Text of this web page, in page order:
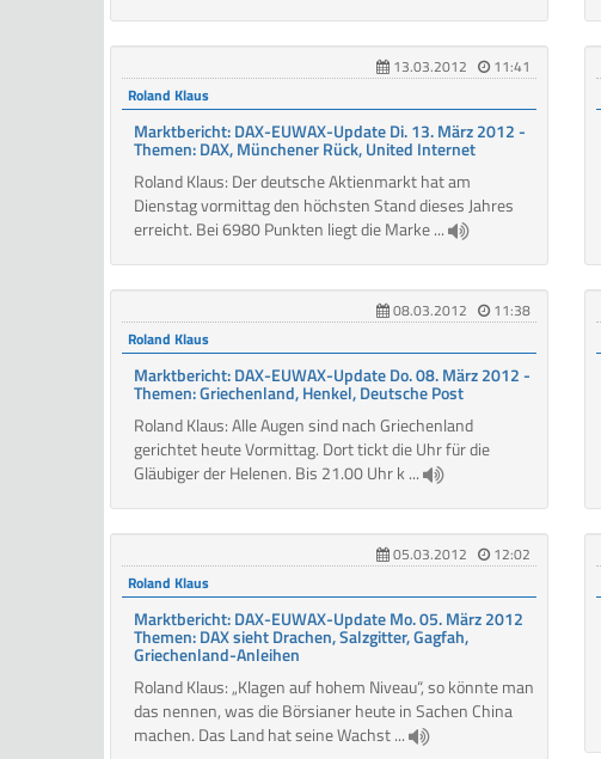
13.03.2012
11:41
Roland Klaus
Marktbericht: DAX-EUWAX-Update Di. 13. März 2012 -
Themen: DAX, Münchener Rück, United Internet
Roland Klaus: Der deutsche Aktienmarkt hat am
Dienstag vormittag den höchsten Stand dieses Jahres
erreicht. Bei 6980 Punkten liegt die Marke ...
08.03.2012
11:38
Roland Klaus
Marktbericht: DAX-EUWAX-Update Do. 08. März 2012 -
Themen: Griechenland, Henkel, Deutsche Post
Roland Klaus: Alle Augen sind nach Griechenland
gerichtet heute Vormittag. Dort tickt die Uhr für die
Gläubiger der Helenen. Bis 21.00 Uhr k ...
05.03.2012
12:02
Roland Klaus
Marktbericht: DAX-EUWAX-Update Mo. 05. März 2012
Themen: DAX sieht Drachen, Salzgitter, Gagfah,
Griechenland-Anleihen
Roland Klaus: „Klagen auf hohem Niveau“, so könnte man
das nennen, was die Börsianer heute in Sachen China
machen. Das Land hat seine Wachst ...